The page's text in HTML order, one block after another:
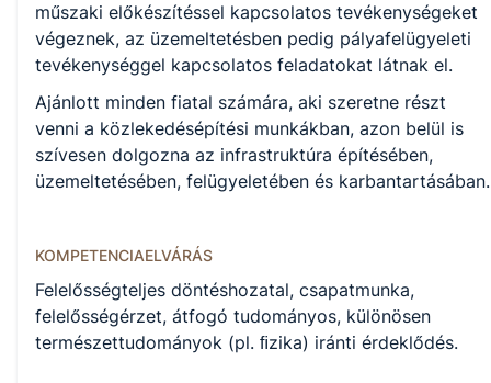
A képzést indító intézményeink
Székesfehérvári SZC Jáky József Technikum (igazgató: Dr.
Oroszné Stefánkó Éva)
műszaki előkészítéssel kapcsolatos tevékenységeket
végeznek, az üzemeltetésben pedig pályafelügyeleti
tevékenységgel kapcsolatos feladatokat látnak el.
Ajánlott minden fiatal számára, aki szeretne részt
venni a közlekedésépítési munkákban, azon belül is
szívesen dolgozna az infrastruktúra építésében,
üzemeltetésében, felügyeletében és karbantartásában.
KOMPETENCIAELVÁRÁS
Felelősségteljes döntéshozatal, csapatmunka,
felelősségérzet, átfogó tudományos, különösen
természettudományok (pl. ﬁzika) iránti érdeklődés.